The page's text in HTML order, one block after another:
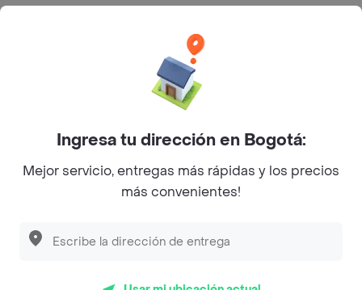
Myriam Camhi Co
Magnifique
Desayunadero de la 42
Ingresa tu dirección en Bogotá:
Mejor servicio, entregas más rápidas y los precios
más convenientes!